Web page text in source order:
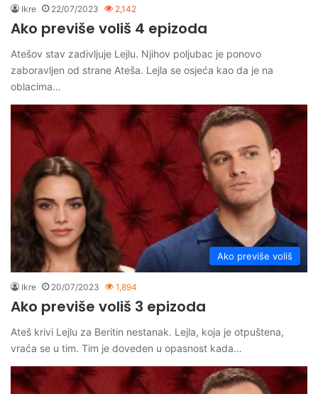
Ikre 22/07/2023 2,142
Ako previše voliš 4 epizoda
Atešov stav zadivljuje Lejlu. Njihov poljubac je ponovo
zaboravljen od strane Ateša. Lejla se osjeća kao da je na
oblacima…
Ako previše voliš
Ikre 20/07/2023 1,894
Ako previše voliš 3 epizoda
Ateš krivi Lejlu za Beritin nestanak. Lejla, koja je otpuštena,
vraća se u tim. Tim je doveden u opasnost kada…